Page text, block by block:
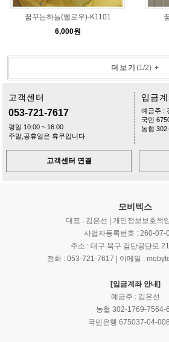
꿈꾸는하늘(옐로우)-K1101
6,000원
더보기 (1/2)+
고객센터
053-721-7617
평일 10:00 ~ 16:00
주말,공휴일은 휴무입니다.
입금
예금주 :
국민
농협
고객센터 연결
모비텍스
대표 : 김은선 | 개인정보보호책
사업자등록번호 : 260-07-
주소 : 대구 북구 검단공단로
전화 : 053-721-7617 | 이메일 :
[입금계좌 안내]
예금주 : 김은선
농협 302-1769-7564-
국민은행 675037-04-